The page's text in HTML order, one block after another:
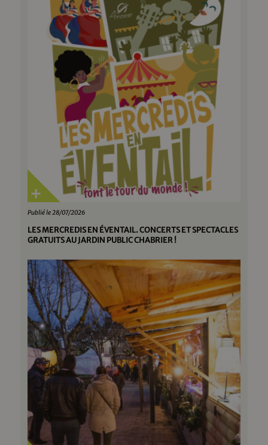
Publié le 28/07/2026
LES MERCREDIS EN ÉVENTAIL. CONCERTS ET SPECTACLES
GRATUITS AU JARDIN PUBLIC CHABRIER !